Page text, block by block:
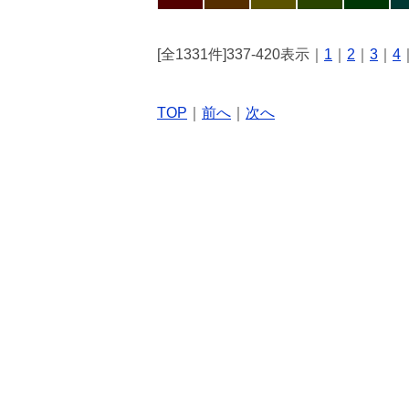
[全1331件]337-420表示｜ 1 2 3 4
TOP 前へ 次へ